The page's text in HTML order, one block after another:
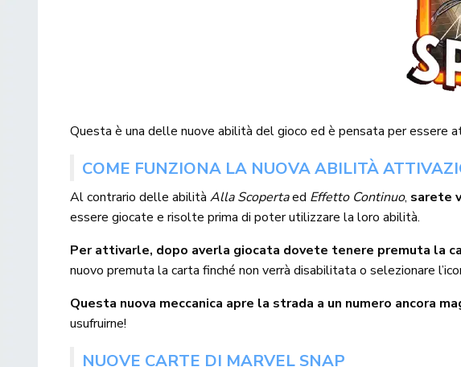
Questa è una delle nuove abilità del gioco ed è pensata per essere
COME FUNZIONA LA NUOVA ABILITÀ
Al contrario delle abilitàAlla Scopertaed Effetto Continuo, sarete
essere giocate e risolte prima di poter utilizzare la loro abilità.
Per attivarle, dopo averla giocata dovete tenere premuta la
nuovo premuta la carta finché non verrà disabilitata o selezionare
Questa nuova meccanica apre la strada a un numero ancora
usufruirne!
NUOVE CARTE DI MARVEL SNAP